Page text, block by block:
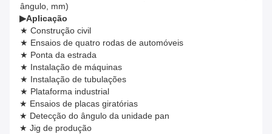
ângulo, mm)
▶Aplicação
★ Construção civil
★ Ensaios de quatro rodas de automóveis
★ Ponta da estrada
★ Instalação de máquinas
★ Instalação de tubulações
★ Plataforma industrial
★ Ensaios de placas giratórias
★ Detecção do ângulo da unidade pan
★ Jig de produção